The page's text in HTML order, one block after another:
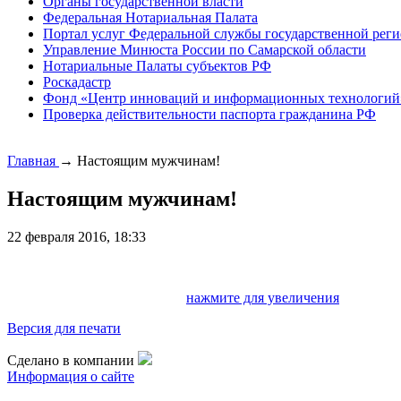
Федеральная Нотариальная Палата
Портал услуг Федеральной службы государственной
Управление Минюста России по Самарской области
Нотариальные Палаты субъектов РФ
Роскадастр
Фонд «Центр инноваций и информационных
Проверка действительности паспорта гражданина РФ
Главная → Настоящим мужчинам!
Настоящим мужчинам!
22 февраля 2016, 18:33
нажмите для увеличения
Версия для печати
Сделано в компании
Информация о сайте